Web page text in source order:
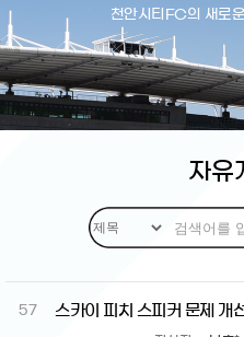
천안시티FC의 새로
자유
57 스카이 피치 스피커 문제 개